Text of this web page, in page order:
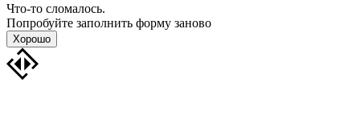
Что-то сломалось.
Попробуйте заполнить форму заново
Хорошо